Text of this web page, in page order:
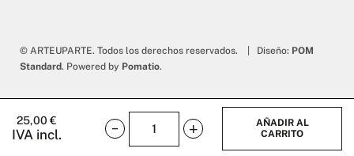
25,00 €
IVA incl.
Piment
AÑADIR AL
CARRITO
© ARTEUPARTE. Todos los derechos reservados. | Diseño: POM
Standard. Powered by Pomatio.